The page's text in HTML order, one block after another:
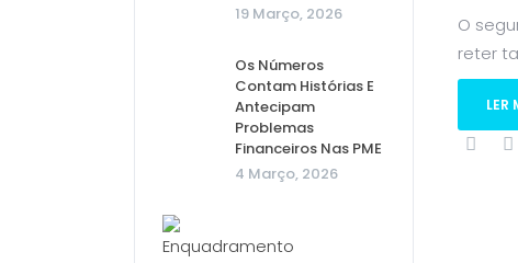
19 Março, 2026
Os Números
Contam Histórias E
Antecipam
Problemas
Financeiros Nas PME
4 Março, 2026
O
reter
LER